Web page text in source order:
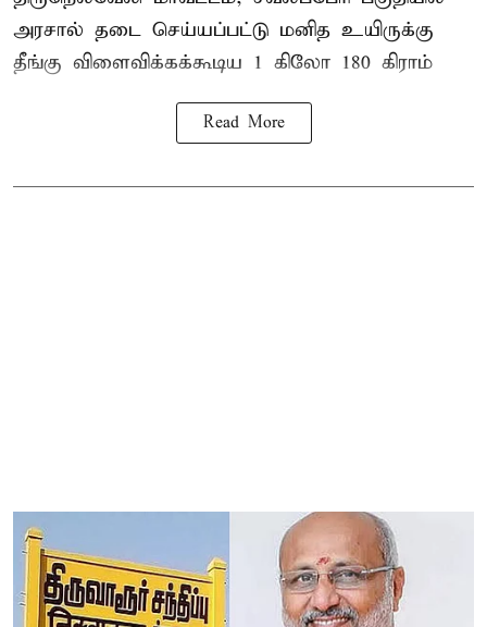
அரசால் தடை செய்யப்பட்டு மனித உயிருக்கு
தீங்கு விளைவிக்கக்கூடிய 1 கிலோ 180 கிராம்
Read More